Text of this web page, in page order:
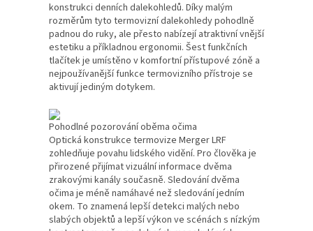
konstrukci denních dalekohledů. Díky malým
rozměrům tyto termovizní dalekohledy pohodlně
padnou do ruky, ale přesto nabízejí atraktivní vnější
estetiku a příkladnou ergonomii. Šest funkčních
tlačítek je umístěno v komfortní přístupové zóně a
nejpoužívanější funkce termovizního přístroje se
aktivují jediným dotykem.
Pohodlné pozorování oběma očima
Optická konstrukce termovize Merger LRF
zohledňuje povahu lidského vidění. Pro člověka je
přirozené přijímat vizuální informace dvěma
zrakovými kanály současně. Sledování dvěma
očima je méně namáhavé než sledování jedním
okem. To znamená lepší detekci malých nebo
slabých objektů a lepší výkon ve scénách s nízkým